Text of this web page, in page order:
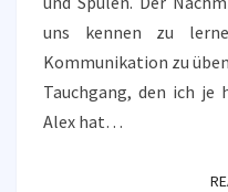
uns kennen zu
Kommunikation zu
Tauchgang, den ich je
Alex hat…